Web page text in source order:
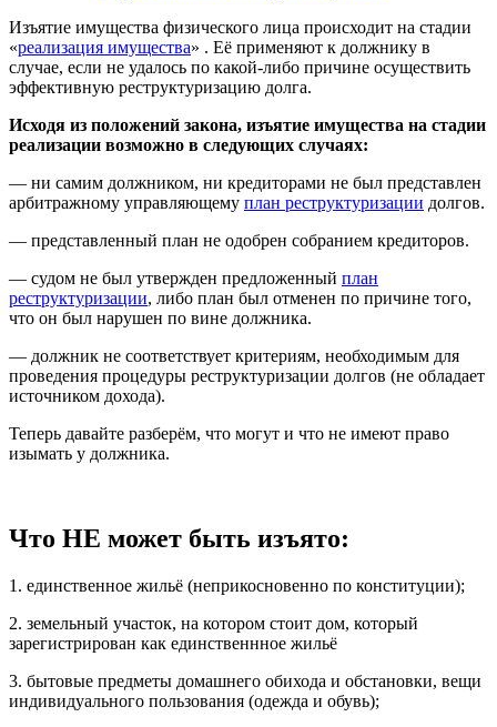
Изъятие имущества физического лица происходит на стадии
«реализация имущества» . Её применяют к должнику в
случае, если не удалось по какой-либо причине осуществить
эффективную реструктуризацию долга.
Исходя из положений закона, изъятие имущества на стадии
реализации возможно в следующих случаях:
— ни самим должником, ни кредиторами не был представлен
арбитражному управляющему план реструктуризации долгов.
— представленный план не одобрен собранием кредиторов.
— судом не был утвержден предложенный план
реструктуризации, либо план был отменен по причине того,
что он был нарушен по вине должника.
— должник не соответствует критериям, необходимым для
проведения процедуры реструктуризации долгов (не обладает
источником дохода).
Теперь давайте разберём, что могут и что не имеют право
изымать у должника.
Что НЕ может быть изъято:
1. единственное жильё (неприкосновенно по конституции);
2. земельный участок, на котором стоит дом, который
зарегистрирован как единственнное жильё
3. бытовые предметы домашнего обихода и обстановки, вещи
индивидуального пользования (одежда и обувь);